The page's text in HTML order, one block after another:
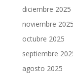
diciembre 2025
noviembre 2025
octubre 2025
septiembre
agosto 2025